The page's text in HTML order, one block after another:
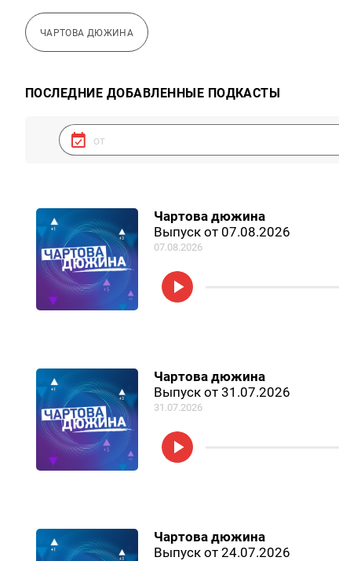
ЧАРТОВА ДЮЖИНА
ПОСЛЕДНИЕ ДОБАВЛЕННЫЕ ПОДКАСТЫ
Чартова дюжина
Выпуск от 07.08.2026
07.08.2026
Чартова дюжина
Выпуск от 31.07.2026
31.07.2026
Чартова дюжина
Выпуск от 24.07.2026